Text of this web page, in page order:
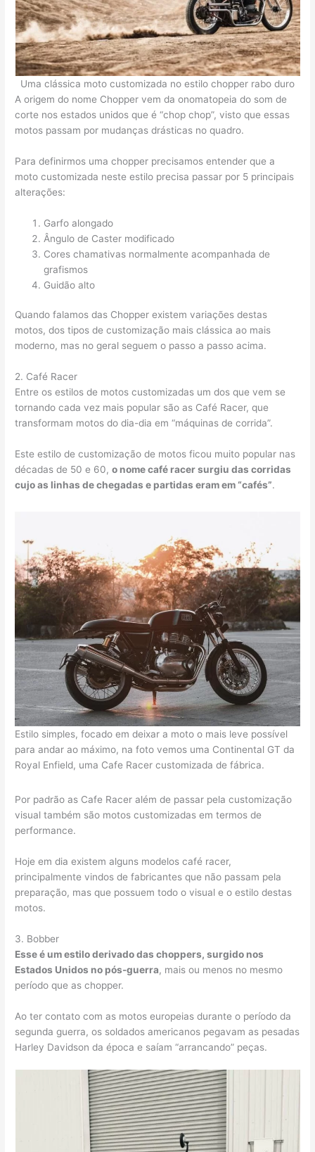
Uma clássica moto customizada no estilo chopper rabo duro
A origem do nome Chopper vem da onomatopeia do som de
corte nos estados unidos que é “chop chop”, visto que essas
motos passam por mudanças drásticas no quadro.
Para definirmos uma chopper precisamos entender que a
moto customizada neste estilo precisa passar por 5 principais
alterações:
Garfo alongado
Ângulo de Caster modificado
Cores chamativas normalmente acompanhada de
grafismos
Guidão alto
Quando falamos das Chopper existem variações destas
motos, dos tipos de customização mais clássica ao mais
moderno, mas no geral seguem o passo a passo acima.
2. Café Racer
Entre os estilos de motos customizadas um dos que vem se
tornando cada vez mais popular são as Café Racer, que
transformam motos do dia-dia em “máquinas de corrida”.
Este estilo de customização de motos ficou muito popular nas
décadas de 50 e 60,o nome café racer surgiu das corridas
cujo as linhas de chegadas e partidas eram em “cafés”.
Estilo simples, focado em deixar a moto o mais leve possível
para andar ao máximo, na foto vemos uma Continental GT da
Royal Enfield, uma Cafe Racer customizada de fábrica.
Por padrão as Cafe Racer além de passar pela customização
visual também são motos customizadas em termos de
performance.
Hoje em dia existem alguns modelos café racer,
principalmente vindos de fabricantes que não passam pela
preparação, mas que possuem todo o visual e o estilo destas
motos.
3. Bobber
Esse é um estilo derivado das choppers, surgido nos
Estados Unidos no pós-guerra, mais ou menos no mesmo
período que as chopper.
Ao ter contato com as motos europeias durante o período da
segunda guerra, os soldados americanos pegavam as pesadas
Harley Davidson da época e saíam “arrancando” peças.